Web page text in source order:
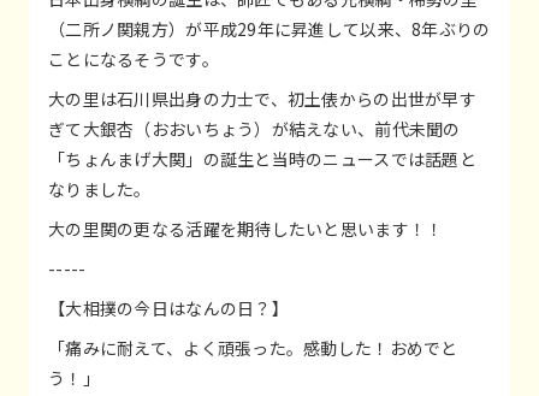
（二所ノ関親方）が平成29年に昇進して以来、8年ぶりの
ことになるそうです。
大の里は石川県出身の力士で、初土俵からの出世が早す
ぎて大銀杏（おおいちょう）が結えない、前代未聞の
「ちょんまげ大関」の誕生と当時のニュースでは話題と
なりました。
大の里関の更なる活躍を期待したいと思います！！
-----
【大相撲の今日はなんの日？】
「痛みに耐えて、よく頑張った。感動した！おめでと
う！」